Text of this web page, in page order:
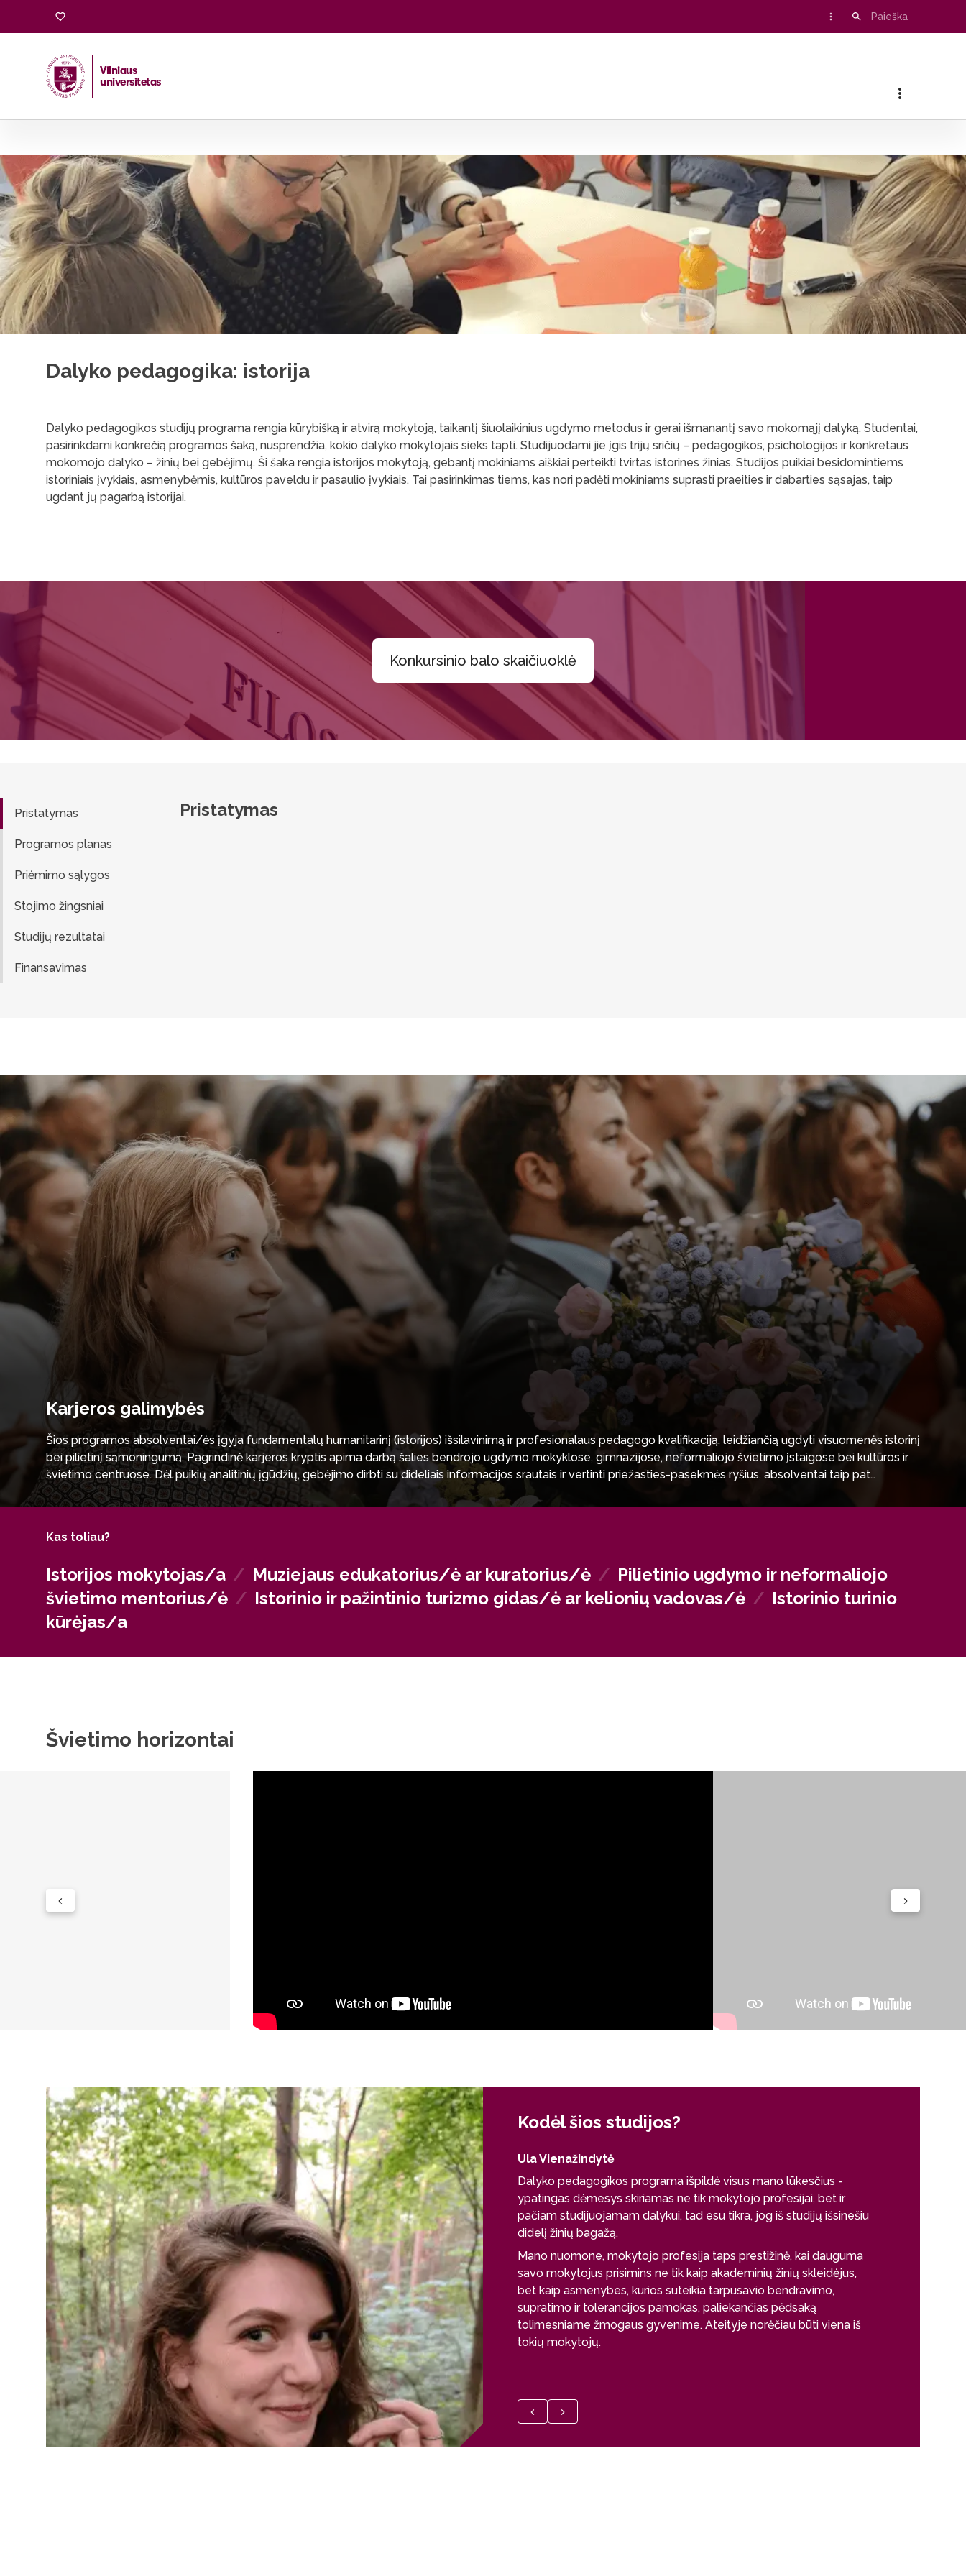
Vilniaus
universitetas
Dalyko pedagogika: istorija
Dalyko pedagogikos studijų programa rengia kūrybišką ir atvirą mokytoją, taikantį šiuolaikinius ugdymo metodus ir gerai išmanantį savo mokomąjį dalyką. Studentai,
pasirinkdami konkrečią programos šaką, nusprendžia, kokio dalyko mokytojais sieks tapti. Studijuodami jie įgis trijų sričių – pedagogikos, psichologijos ir konkretaus
mokomojo dalyko – žinių bei gebėjimų. Ši šaka rengia istorijos mokytoją, gebantį mokiniams aiškiai perteikti tvirtas istorines žinias. Studijos puikiai besidomintiems
istoriniais įvykiais, asmenybėmis, kultūros paveldu ir pasaulio įvykiais. Tai pasirinkimas tiems, kas nori padėti mokiniams suprasti praeities ir dabarties sąsajas, taip
ugdant jų pagarbą istorijai.
Konkursinio balo skaičiuoklė
Pristatymas
Programos planas
Priėmimo sąlygos
Stojimo žingsniai
Studijų rezultatai
Finansavimas
Pristatymas
Karjeros galimybės
Šios programos absolventai/ės įgyja fundamentalų humanitarinį (istorijos) išsilavinimą ir profesionalaus pedagogo kvalifikaciją, leidžiančią ugdyti visuomenės istorinį
bei pilietinį sąmoningumą. Pagrindinė karjeros kryptis apima darbą šalies bendrojo ugdymo mokyklose, gimnazijose, neformaliojo švietimo įstaigose bei kultūros ir
švietimo centruose. Dėl puikių analitinių įgūdžių, gebėjimo dirbti su dideliais informacijos srautais ir vertinti priežasties-pasekmės ryšius, absolventai taip pat
sėkmingai dirba už mokyklos ribų: muziejuose, archyvuose, atminties institucijose, kultūrinio bei pažintinio turizmo sektoriuje, žiniasklaidoje, leidyklose,
nevyriausybinėse organizacijose bei valstybės tarnyboje ar diplomatiniame korpuse.
Kas toliau?
Istorijos mokytojas/a / Muziejaus edukatorius/ė ar kuratorius/ė / Pilietinio ugdymo ir neformaliojo
švietimo mentorius/ė / Istorinio ir pažintinio turizmo gidas/ė ar kelionių vadovas/ė / Istorinio turinio
kūrėjas/a
Švietimo horizontai
Kodėl šios studijos?
Ula Vienažindytė
Dalyko pedagogikos programa išpildė visus mano lūkesčius -
ypatingas dėmesys skiriamas ne tik mokytojo profesijai, bet ir
pačiam studijuojamam dalykui, tad esu tikra, jog iš studijų išsinešiu
didelį žinių bagažą.
Mano nuomone, mokytojo profesija taps prestižinė, kai dauguma
savo mokytojus prisimins ne tik kaip akademinių žinių skleidėjus,
bet kaip asmenybes, kurios suteikia tarpusavio bendravimo,
supratimo ir tolerancijos pamokas, paliekančias pėdsaką
tolimesniame žmogaus gyvenime. Ateityje norėčiau būti viena iš
tokių mokytojų.